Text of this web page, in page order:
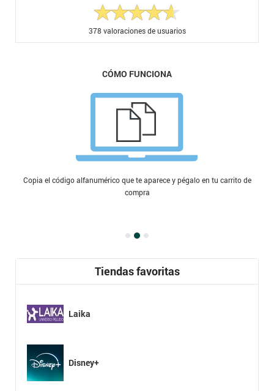
378 valoraciones de usuarios
CÓMO FUNCIONA
Copia el código alfanumérico que te aparece y pégalo en tu carrito de
compra
Tiendas favoritas
Laika
Disney+